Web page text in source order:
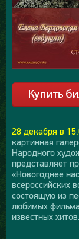
28 декабря в
картинная
Народного
представляет
«Новогоднее
всероссийских
состоящую из
любимых
известных хитов.